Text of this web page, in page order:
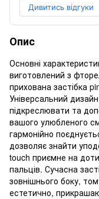
Дивитись відгуки
Опис
Основні
виготовлений з
прихована застібка
Універсальний
підкреслювати та
вашого улюбленого
гармонійно
дозволяє знайти
touch приємне на
пальців. Сучасна
зовнішнього боку,
естетично,